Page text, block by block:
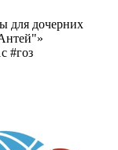
для дочерних
#гоз